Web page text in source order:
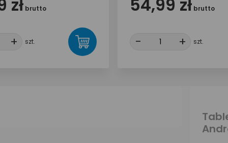
zł brutto
+ +
szt.
54,99 zł brutto
- + +
szt.